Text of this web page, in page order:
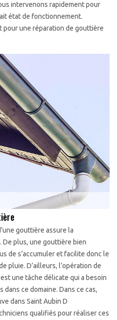
intervenons rapidement pour
état de fonctionnement.
pour une réparation de gouttière
gouttière assure la
De plus, une gouttière bien
de s’accumuler et facilite donc le
pluie. D’ailleurs, l’opération de
une tâche délicate qui a besoin
ce domaine. Dans ce cas,
dans Saint Aubin D
qualifiés pour réaliser ces